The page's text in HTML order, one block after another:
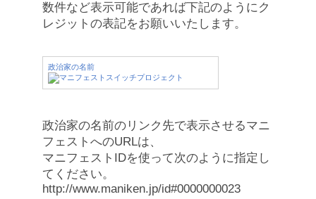
数件など表示可能であれば下記のようにク
レジットの表記をお願いいたします。
政治家の名前
政治家の名前のリンク先で表示させるマニ
フェストへのURLは、
マニフェストIDを使って次のように指定し
てください。
http://www.maniken.jp/id#0000000023